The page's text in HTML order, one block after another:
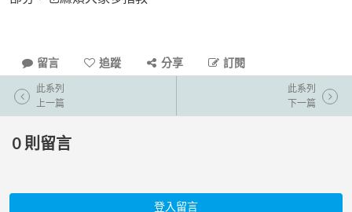
留言 追蹤 分享 訂閱
此系列
上一篇
此系列
下一篇
0 則留言
登入留言